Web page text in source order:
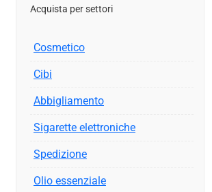
Acquista per settori
Cosmetico
Cibi
Abbigliamento
Sigarette elettroniche
Spedizione
Olio essenziale